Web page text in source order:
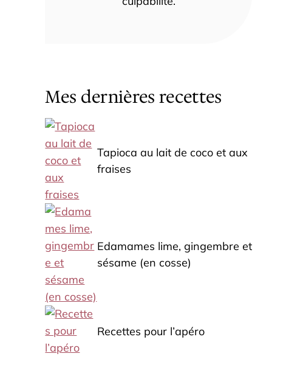
Mes dernières recettes
Tapioca au lait de coco et aux
fraises
Edamames lime, gingembre et
sésame (en cosse)
Recettes pour l’apéro